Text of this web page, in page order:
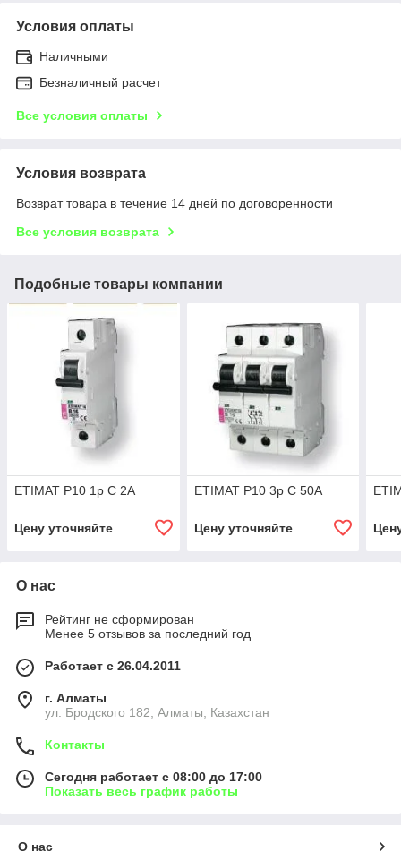
Условия оплаты
Наличными
Безналичный расчет
Все условия оплаты
Условия возврата
Возврат товара в течение 14 дней по договоренности
Все условия возврата
Подобные товары компании
ETIMAT P10 1p C 2A
Цену уточняйте
ETIMAT P10 3p C 50A
Цену уточняйте
О нас
Рейтинг не сформирован
Менее 5 отзывов за последний год
Работает с 26.04.2011
г. Алматы
ул. Бродского 182, Алматы, Казахстан
Контакты
Сегодня работает с 08:00 до 17:00
Показать весь график работы
О нас